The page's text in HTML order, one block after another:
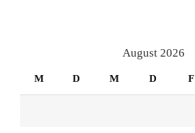
August 2026
M D M D F